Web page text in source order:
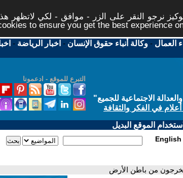
نرجو النقر على الزر - موافق - لكي لاتظهر
to ensure you get the best experience
العمال -وكالة أنباء حقوق الإنسان - اخبار الرياضة -
التبرع للموقع - ادعمونا
الاجتماعية للجميع"
في الفكر والثقافة
الموقع البديل
English
من باطن الأرض